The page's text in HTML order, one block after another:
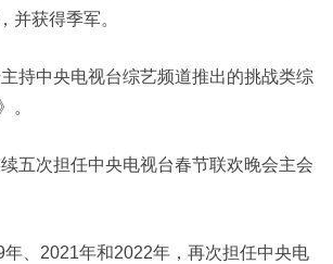
并获得季军。
持中央电视台综艺频道推出的挑战类综
。
五次担任中央电视台春节联欢晚会主会
年、2021年和2022年，再次担任中央电